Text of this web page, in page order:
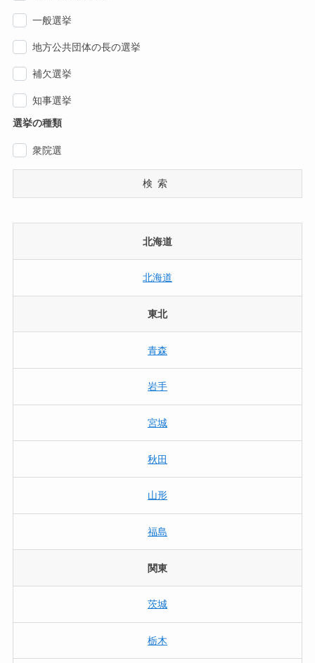
一般選挙
地方公共団体の長の選挙
補欠選挙
知事選挙
選挙の種類
衆院選
検索
北海道
北海道
東北
青森
岩手
宮城
秋田
山形
福島
関東
茨城
栃木